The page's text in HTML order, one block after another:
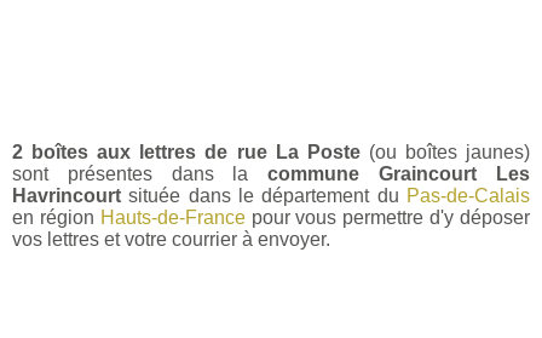
2 boîtes aux lettres de rue La Poste(ou boîtes jaunes)
sont présentes dans lacommune Graincourt Les
Havrincourt située dans le département du Pas-de-Calais
en région Hauts-de-Francepour vous permettre d'y déposer
vos lettres et votre courrier à envoyer.